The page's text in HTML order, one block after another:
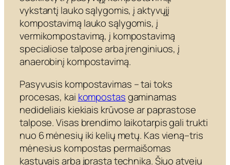
vykstantį lauko sąlygomis, į aktyvųjį
kompostavimą lauko sąlygomis, į
vermikompostavimą, į kompostavimą
specialiose talpose arba įrenginiuos, į
anaerobinį kompostavimą.
Pasyvusis kompostavimas – tai toks
procesas, kai kompostasgaminamas
nedideliais kiekiais krūvose ar paprastose
talpose. Visas brendimo laikotarpis gali trukti
nuo 6 mėnesių iki kelių metų. Kas vieną–tris
mėnesius kompostas permaišomas
kastuvais arba įprasta technika. Šiuo atveju